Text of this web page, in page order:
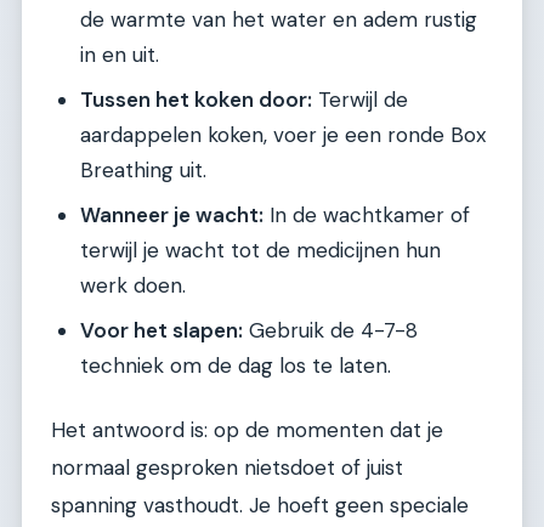
de warmte van het water en adem rustig
in en uit.
Tussen het koken door: Terwijl de
aardappelen koken, voer je een ronde Box
Breathing uit.
Wanneer je wacht: In de wachtkamer of
terwijl je wacht tot de medicijnen hun
werk doen.
Voor het slapen: Gebruik de 4-7-8
techniek om de dag los te laten.
Het antwoord is: op de momenten dat je
normaal gesproken nietsdoet of juist
spanning vasthoudt. Je hoeft geen speciale